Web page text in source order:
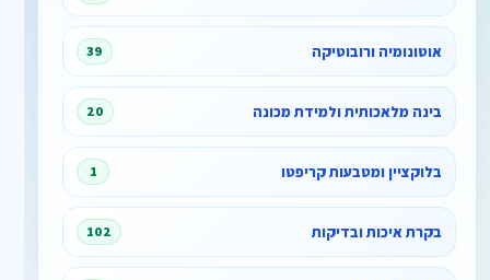
אוטונומיה ורובוטיקה 39
בינה מלאכותית ולמידת מכונה 20
בלוקציין ומטבעות קריפטו 1
בקרת איכות ובדיקות 102